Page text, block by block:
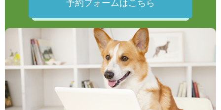
予約フォームはこちら